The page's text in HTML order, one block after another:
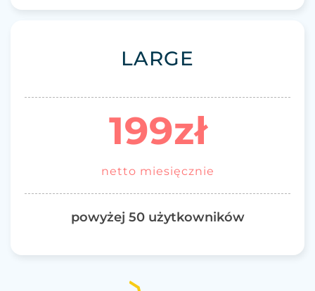
LARGE
199zł
netto miesięcznie
powyżej 50 użytkowników